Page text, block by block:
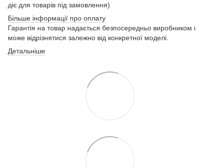
діє для товарів під замовлення)
Більше інформації про оплату
Гарантія на товар надається безпосередньо виробником і
може відрізнятися залежно від конкретної моделі.
Детальніше